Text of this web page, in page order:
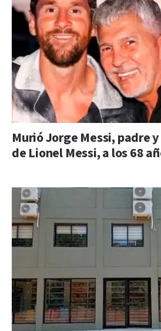
Murió Jorge Messi, padre
de Lionel Messi, a los 68